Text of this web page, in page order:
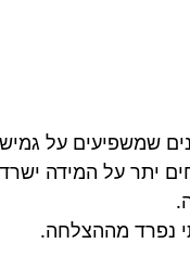
שמשפיעים על
יתר על המידה
נפרד מההצלחה.